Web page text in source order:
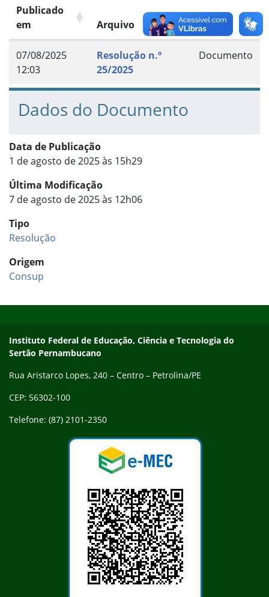
Publicado
em
Arquivo Grupo
07/08/2025
12:03
Resolução n.º
25/2025
Documento
Dados do Documento
Data de Publicação
1 de agosto de 2025 às 15h29
Última Modificação
7 de agosto de 2025 às 12h06
Tipo
Resolução
Origem
Consup
Endereço
Instituto Federal de Educação, Ciência e Tecnologia do
Sertão Pernambucano
Rua Aristarco Lopes, 240 – Centro – Petrolina/PE
CEP: 56302-100
Telefone: (87) 2101-2350